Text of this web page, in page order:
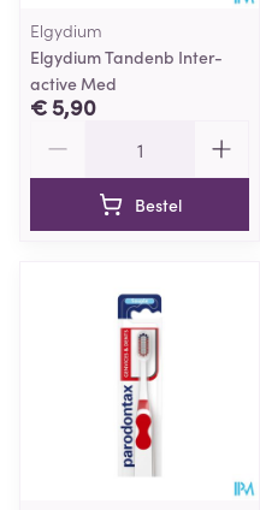
Elgydium
Elgydium Tandenb Inter-
active Med
€ 5,90
Bestel